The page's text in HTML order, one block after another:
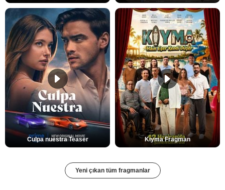
Culpa nuestra Teaser Kıyma Fragman
Yeni çıkan tüm fragmanlar